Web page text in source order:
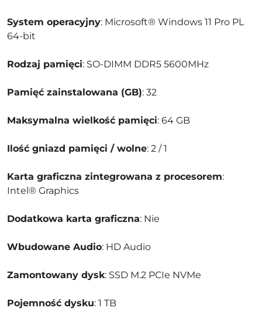
System operacyjny: Microsoft® Windows 11 Pro PL
64-bit
Rodzaj pamięci: SO-DIMM DDR5 5600MHz
Pamięć zainstalowana (GB): 32
Maksymalna wielkość pamięci: 64 GB
Ilość gniazd pamięci / wolne: 2 / 1
Karta graficzna zintegrowana z procesorem:
Intel® Graphics
Dodatkowa karta graficzna: Nie
Wbudowane Audio: HD Audio
Zamontowany dysk: SSD M.2 PCIe NVMe
Pojemność dysku: 1 TB